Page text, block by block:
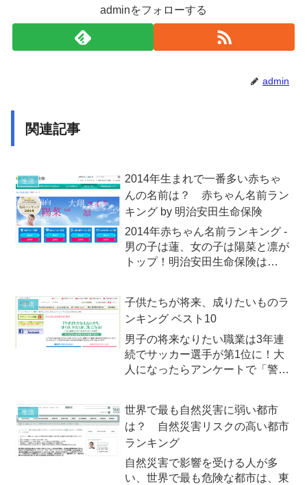
adminをフォローする
admin
関連記事
生活
2014年生まれで一番多い赤ちゃ
んの名前は？ 赤ちゃん名前ラン
キング by 明治安田生命保険
2014年赤ちゃん名前ランキング -
男の子は蓮、女の子は陽菜と凛が
トップ！明治安田生命保険は
グを発表しました。今年一番多か
ったの名前は、男の子が「蓮」、
女の子は「陽菜」...
生活
子供たちが将来、成りたいものラ
ンキング ベスト10
男子の将来なりたい職業は3年連
続でサッカー選手が第1位に！大
人になったらアンケートで「警察
調査第一生命保険は2013年7月5
日（金）、全国の幼児・児童を対
象としたアンケート「大人に...
生活
世界で最も自然災害に弱い都市
は？ 自然災害リスクの高い都市
ランキング
自然災害で影響を受ける人が多
い、世界で最も危険な都市は、東